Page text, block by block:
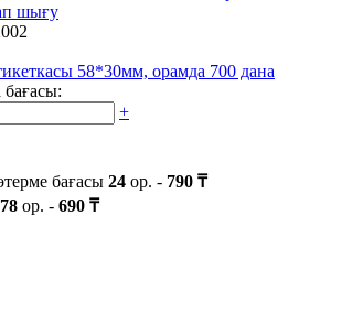
шығу
58*30мм, орамда 700 дана
бағасы:
+
бағасы 24 ор. - 790 ₸
78 ор. - 690 ₸